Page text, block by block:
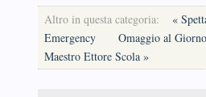
Altro in questa categoria:
«
Emergency
Omaggio al
Maestro Ettore Scola »